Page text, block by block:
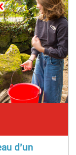
d’un